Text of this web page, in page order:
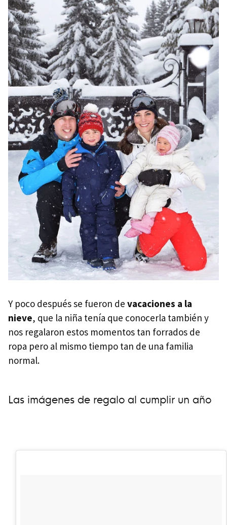
Y poco después se fueron de vacaciones a la
nieve, que la niña tenía que conocerla también y
nos regalaron estos momentos tan forrados de
ropa pero al mismo tiempo tan de una familia
normal.
Las imágenes de regalo al cumplir un año